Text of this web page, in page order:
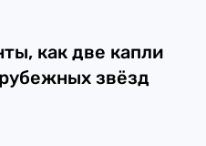
как две капли
звёзд